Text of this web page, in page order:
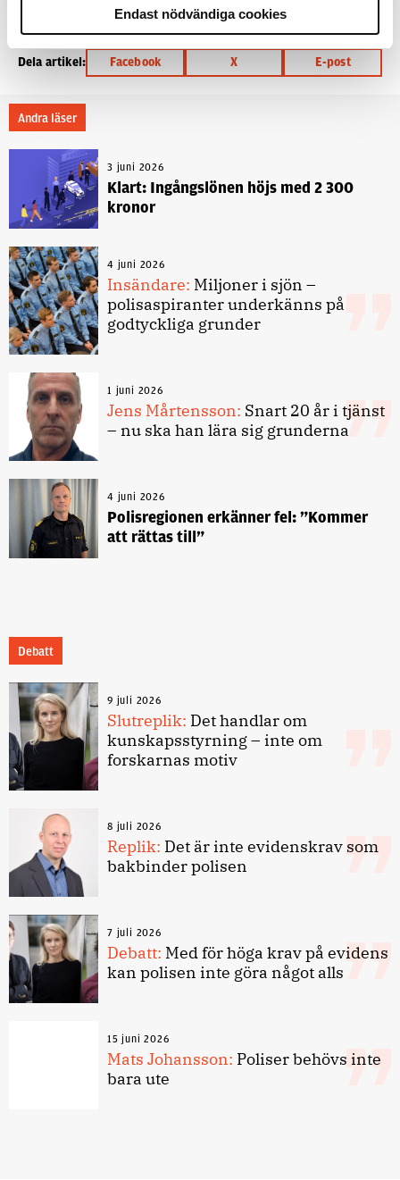
Endast nödvändiga cookies
Dela artikel: Facebook X E-post
Andra läser
3 juni 2026
Klart: Ingångslönen höjs med 2 300
kronor
4 juni 2026
Insändare: Miljoner i sjön –
polisaspiranter underkänns på
godtyckliga grunder
1 juni 2026
Jens Mårtensson: Snart 20 år i tjänst
– nu ska han lära sig grunderna
4 juni 2026
Polisregionen erkänner fel: ”Kommer
att rättas till”
Debatt
9 juli 2026
Slutreplik: Det handlar om
kunskapsstyrning – inte om
forskarnas motiv
8 juli 2026
Replik: Det är inte evidenskrav som
bakbinder polisen
7 juli 2026
Debatt: Med för höga krav på evidens
kan polisen inte göra något alls
15 juni 2026
Mats Johansson: Poliser behövs inte
bara ute